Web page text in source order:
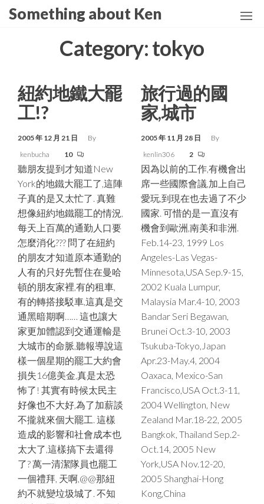
SkipSomething about Ken
Category:tokyo
紐約地鐵大罷
工!?
2005 年 12 月 21 日
By
kenbucha
10
聽朋友提到才知道New
York的地鐵大罷工了,這陣
子真的是又太忙了. 真難
想像紐約地鐵罷工的情況,
每天上百萬的通勤人口要
怎麼消化??? 問了在紐約
的朋友才知道原本通勤的
人有的只好先暫住在曼哈
頓的朋友家裡,有的租車,
有的轉搭接駁車,這真是交
通黑暗期啊…… 這也讓大
家更加體認到交通運輸是
大城市的命脈,聽報導說這
樣一個星期的罷工大約會
損失16億美金,真是太恐
怖了! 其實有時候太民主
好像也不大好,為了加薪談
不攏就來個大罷工. 這樣
造成的影響和社會成本也
太大了,這樣搞下去還得
了? 萬一清潔隊員也罷工
一個禮拜, 天啊,@@那紐
約不就變垃圾城了. 不知
旅行過的國
家,城市
2005 年 11 月 28 日
By
kenlin306
2
因為以前的工作,有機會出
席一些國際會議,加上自己
愛玩,到現在也去過了不少
國家. 可惜的是一直沒有
機會到歐洲,南美和非洲.
Feb.14-23, 1999 Los
Angeles-Las Vegas-
Minnesota,USA Sep.9-15,
2002 Kuala Lumpur,
Malaysia Mar.4-10, 2003
Bandar Seri Begawan,
Brunei Oct.3-10, 2003
Tsukuba-Tokyo,Japan
Apr.23-May.4, 2004
Oaxaca, Mexico-San
Francisco,USA Oct.3-11,
2004 Wellington, New
Zealand Mar.18-22, 2005
Bangkok, Thailand Sep.2-
Oct.14, 2005 New
York,USA Nov.12-20,
2005 Shanghai-Hong
Kong,China